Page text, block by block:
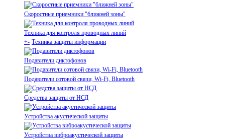
Скоростные приемники "ближней зоны"
Техника для контроля проводных линий
+- Техника защиты информации
Подавители диктофонов
Подавители сотовой связи, Wi-Fi, Bluetooth
Средства защиты от НСД
Устройства акустической защиты
Устройства виброакустической защиты